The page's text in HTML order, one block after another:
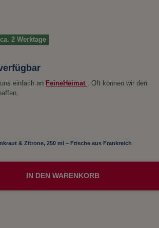
2 Werktage
einfach an FeineHeimat
. Oft können wir den
& Zitrone, 250 ml – Frische aus Frankreich
IN DEN WARENKORB